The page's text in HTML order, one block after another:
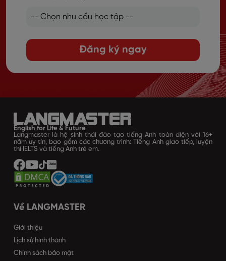
Đăng ký ngay
English for Life & Future
Langmaster là hệ sinh thái đào tạo tiếng Anh toàn diện với 16+
năm uy tín, bao gồm các chương trình: Tiếng Anh giao tiếp, luyện
thi IELTS và tiếng Anh trẻ em.
Về LANGMASTER
Giới thiệu
Lịch sử hình thành
Chính sách bảo mật